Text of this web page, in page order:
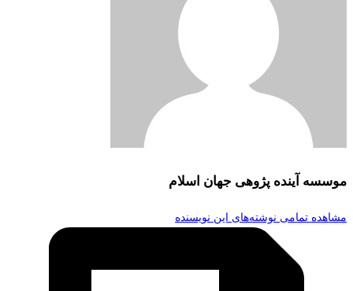
موسسه آینده پژوهی جهان اسلام
مشاهده تمامی نوشته‌های این نویسنده